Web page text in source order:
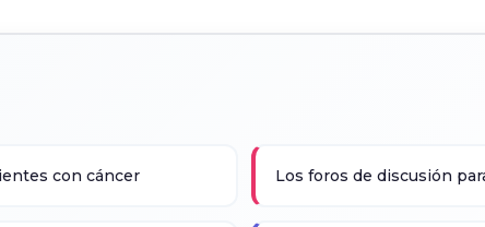
con cáncer Los foros de discusión